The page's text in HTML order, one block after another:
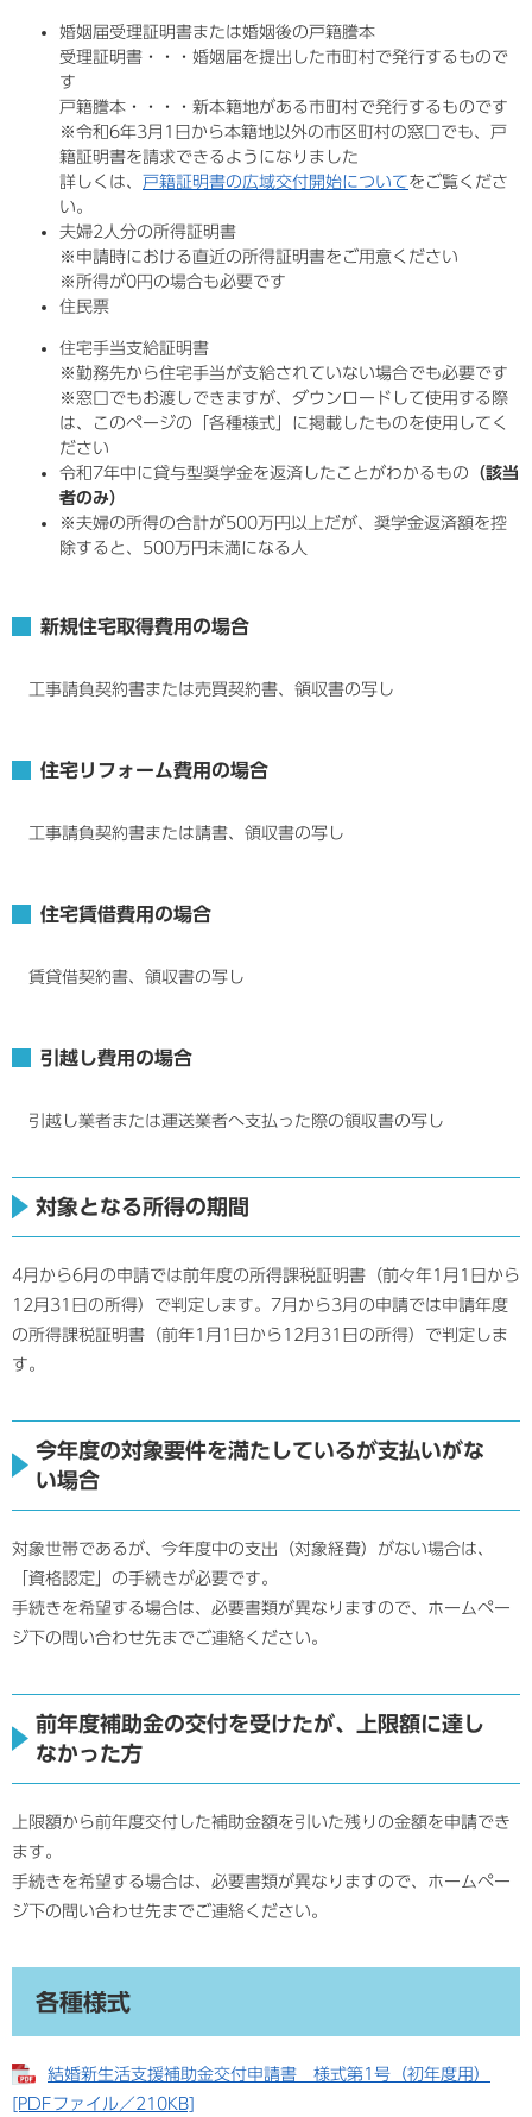
婚姻届受理証明書または婚姻後の戸籍謄本
受理証明書・・・婚姻届を提出した市町村で発行するもので
す
戸籍謄本・・・・新本籍地がある市町村で発行するものです
※令和6年3月1日から本籍地以外の市区町村の窓口でも、戸
籍証明書を請求できるようになりました
詳しくは、 戸籍証明書の広域交付開始についてをご覧くださ
い。
夫婦2人分の所得証明書
※申請時における直近の所得証明書をご用意ください
※所得が0円の場合も必要です
住民票
住宅手当支給証明書
※勤務先から住宅手当が支給されていない場合でも必要です
※窓口でもお渡しできますが、ダウンロードして使用する際
は、このページの「各種様式」に掲載したものを使用してく
ださい
令和7年中に貸与型奨学金を返済したことがわかるもの （該当
者のみ）
※夫婦の所得の合計が500万円以上だが、奨学金返済額を控
除すると、500万円未満になる人
新規住宅取得費用の場合
工事請負契約書または売買契約書、領収書の写し
住宅リフォーム費用の場合
工事請負契約書または請書、領収書の写し
住宅賃借費用の場合
賃貸借契約書、領収書の写し
引越し費用の場合
引越し業者または運送業者へ支払った際の領収書の写し
対象となる所得の期間
4月から6月の申請では前年度の所得課税証明書（前々年1月1日から
12月31日の所得）で判定します。7月から3月の申請では申請年度
の所得課税証明書（前年1月1日から12月31日の所得）で判定しま
す。
今年度の対象要件を満たしているが支払いがな
い場合
対象世帯であるが、今年度中の支出（対象経費）がない場合は、
「資格認定」の手続きが必要です。
手続きを希望する場合は、必要書類が異なりますので、ホームペー
ジ下の問い合わせ先までご連絡ください。
前年度補助金の交付を受けたが、上限額に達し
なかった方
上限額から前年度交付した補助金額を引いた残りの金額を申請でき
ます。
手続きを希望する場合は、必要書類が異なりますので、ホームペー
ジ下の問い合わせ先までご連絡ください。
各種様式
結婚新生活支援補助金交付申請書 様式第1号（初年度用）
[PDFファイル／210KB]